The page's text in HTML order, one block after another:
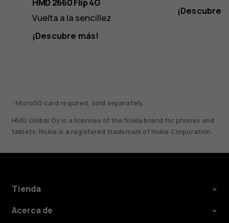
HMD 2660 Flip 4G
Vuelta a la sencillez
¡Descubre más!
¡Descubre
¹ MicroSD card required, sold separately.
HMD Global Oy is a licensee of the Nokia brand for phones and
tablets. Nokia is a registered trademark of Nokia Corporation.
Tienda
Acerca de